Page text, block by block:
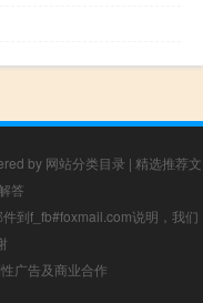
by 网站分类目录 | 精选推荐文
答
到f_fb#foxmail.com说明，我们
广告及商业合作